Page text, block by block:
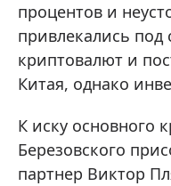
процентов и
привлекались под
криптовалют и
Китая, однако
К иску основного
Березовского
партнер Виктор